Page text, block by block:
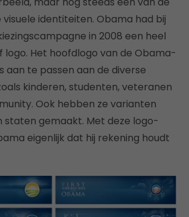
identiteiten. Obama had bij
in 2008 een heel
Het hoofdlogo van de Obama-
aan te passen aan de diverse
kinderen, studenten, veteranen
Ook hebben ze varianten
staten gemaakt. Met deze logo-
eigenlijk dat hij rekening houdt